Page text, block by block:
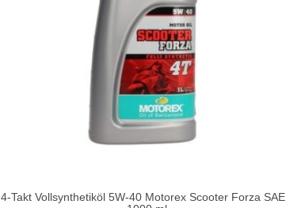
4-Takt Vollsynthetiköl 5W-40 Motorex Scooter Forza SAE